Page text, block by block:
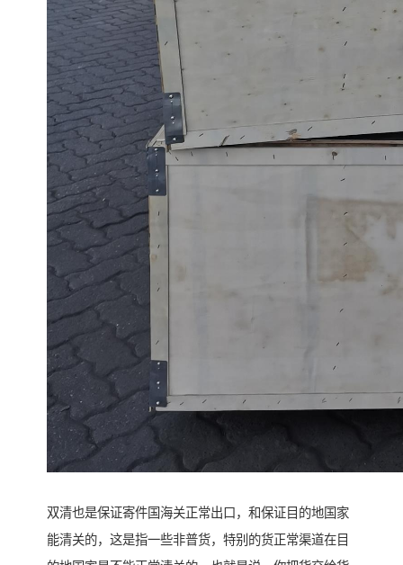
双清也是保证寄件国海关正常出口，和保证目的地国家
能清关的，这是指一些非普货，特别的货正常渠道在目